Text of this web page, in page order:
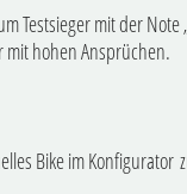
Testsieger mit der
hohen Ansprüchen.
Bike im Konfigurator